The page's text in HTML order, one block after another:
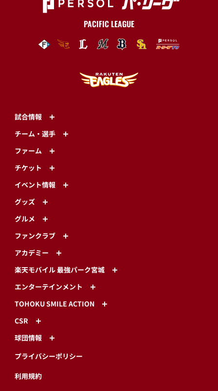
PACIFIC LEAGUE
試合情報
チーム・選手
ファーム
チケット
イベント情報
グッズ
グルメ
ファンクラブ
アカデミー
楽天モバイル 最強パーク宮城
エンターテインメント
TOHOKU SMILE ACTION
CSR
球団情報
プライバシーポリシー
利用規約